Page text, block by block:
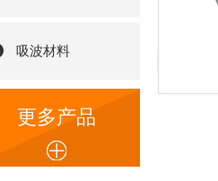
吸波材料
更多产品